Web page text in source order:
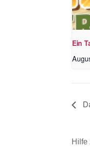
Ein
Hilfe